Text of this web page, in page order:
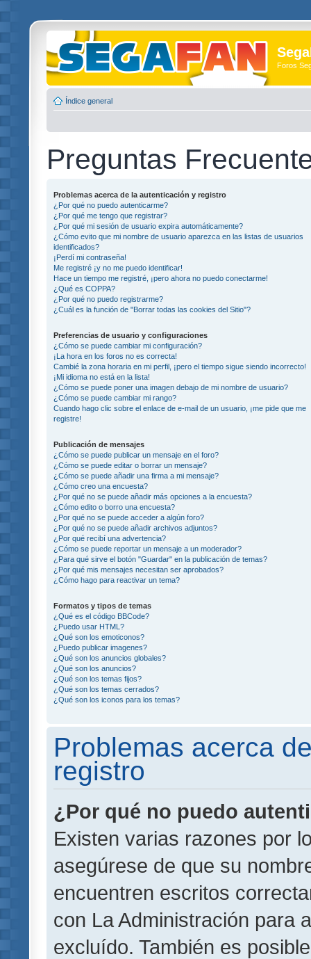
Foros
Índice general
Preguntas
Problemas acerca de la autenticación y registro
¿Por qué no puedo autenticarme?
¿Por qué me tengo que registrar?
¿Por qué mi sesión de usuario expira automáticamente?
¿Cómo evito que mi nombre de usuario aparezca en las listas de usuarios
identificados?
¡Perdí mi contraseña!
Me registré ¡y no me puedo identificar!
Hace un tiempo me registré, ¡pero ahora no puedo conectarme!
¿Qué es COPPA?
¿Por qué no puedo registrarme?
¿Cuál es la función de "Borrar todas las cookies del Sitio"?
Preferencias de usuario y configuraciones
¿Cómo se puede cambiar mi configuración?
¡La hora en los foros no es correcta!
Cambié la zona horaria en mi perfil, ¡pero el tiempo sigue siendo incorrecto!
¡Mi idioma no está en la lista!
¿Cómo se puede poner una imagen debajo de mi nombre de usuario?
¿Cómo se puede cambiar mi rango?
Cuando hago clic sobre el enlace de e-mail de un usuario, ¡me pide que me
registre!
Publicación de mensajes
¿Cómo se puede publicar un mensaje en el foro?
¿Cómo se puede editar o borrar un mensaje?
¿Cómo se puede añadir una firma a mi mensaje?
¿Cómo creo una encuesta?
¿Por qué no se puede añadir más opciones a la encuesta?
¿Cómo edito o borro una encuesta?
¿Por qué no se puede acceder a algún foro?
¿Por qué no se puede añadir archivos adjuntos?
¿Por qué recibí una advertencia?
¿Cómo se puede reportar un mensaje a un moderador?
¿Para qué sirve el botón "Guardar" en la publicación de temas?
¿Por qué mis mensajes necesitan ser aprobados?
¿Cómo hago para reactivar un tema?
Formatos y tipos de temas
¿Qué es el código BBCode?
¿Puedo usar HTML?
¿Qué son los emoticonos?
¿Puedo publicar imagenes?
¿Qué son los anuncios globales?
¿Qué son los anuncios?
¿Qué son los temas fijos?
¿Qué son los temas cerrados?
¿Qué son los iconos para los temas?
Problemas acerca
registro
¿Por qué no puedo
Existen varias razones por
asegúrese de que su
encuentren escritos
con La Administración para
excluído. También es